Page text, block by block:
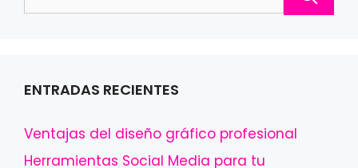
ENTRADAS RECIENTES
Ventajas del diseño gráfico profesional
Herramientas Social Media para tu